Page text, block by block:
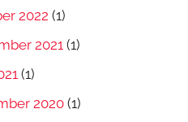
2022 (1)
2021(1)
(1)
2020 (1)